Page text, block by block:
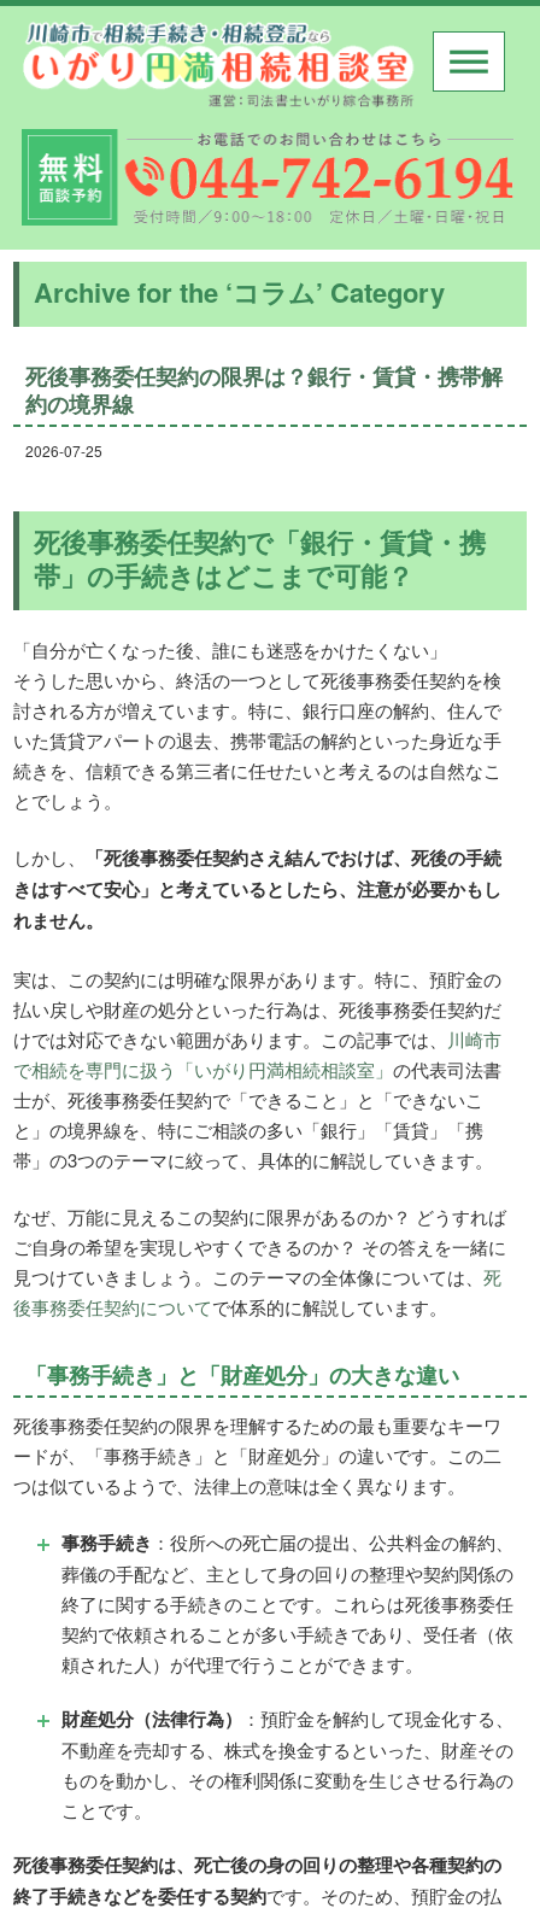
Archive for the ‘コラム’ Category
死後事務委任契約の限界は？銀行・賃貸・携帯解
約の境界線
2026-07-25
死後事務委任契約で「銀行・賃貸・携
帯」の手続きはどこまで可能？
「自分が亡くなった後、誰にも迷惑をかけたくない」
そうした思いから、終活の一つとして死後事務委任契約を検
討される方が増えています。特に、銀行口座の解約、住んで
いた賃貸アパートの退去、携帯電話の解約といった身近な手
続きを、信頼できる第三者に任せたいと考えるのは自然なこ
とでしょう。
しかし、
「死後事務委任契約さえ結んでおけば、死後の手続
きはすべて安心」と考えているとしたら、注意が必要かもし
れません。
実は、この契約には明確な限界があります。特に、預貯金の
払い戻しや財産の処分といった行為は、死後事務委任契約だ
けでは対応できない範囲があります。この記事では、
川崎市
で相続を専門に扱う「いがり円満相続相談室」の代表司法書
士が、死後事務委任契約で「できること」と「できないこ
と」の境界線を、特にご相談の多い「銀行」「賃貸」「携
帯」の3つのテーマに絞って、具体的に解説していきます。
なぜ、万能に見えるこの契約に限界があるのか？ どうすれば
ご自身の希望を実現しやすくできるのか？ その答えを一緒に
見つけていきましょう。このテーマの全体像については、死
後事務委任契約についてで体系的に解説しています。
「事務手続き」と「財産処分」の大きな違い
死後事務委任契約の限界を理解するための最も重要なキーワ
ードが、「事務手続き」と「財産処分」の違いです。この二
つは似ているようで、法律上の意味は全く異なります。
事務手続き ：役所への死亡届の提出、公共料金の解約、
葬儀の手配など、主として身の回りの整理や契約関係の
終了に関する手続きのことです。これらは死後事務委任
契約で依頼されることが多い手続きであり、受任者（依
頼された人）が代理で行うことができます。
財産処分（法律行為）
：預貯金を解約して現金化する、
不動産を売却する、株式を換金するといった、財産その
ものを動かし、その権利関係に変動を生じさせる行為の
ことです。
死後事務委任契約は、死亡後の身の回りの整理や各種契約の
終了手続きなどを委任する契約です。そのため、預貯金の払